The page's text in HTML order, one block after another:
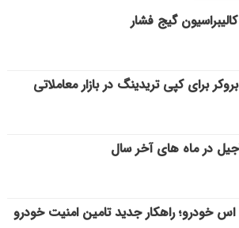
گیج فشار
برای کپی‌ تریدینگ در بازار معاملاتی
در ماه های آخر سال
خودرو؛ راهکار جدید تامین امنیت خودرو